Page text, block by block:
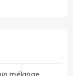
mélange